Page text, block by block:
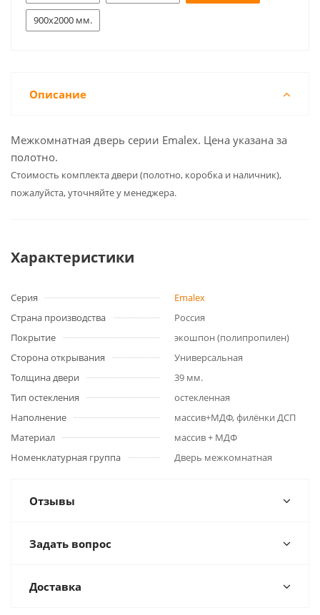
900x2000 мм.
Описание
Межкомнатная дверь серии Emalex. Цена указана за
полотно.
Cтоимость комплекта двери (полотно, коробка и наличник),
пожалуйста, уточняйте у менеджера.
Характеристики
Серия
Emalex
Страна производства
Россия
Покрытие
экошпон (полипропилен)
Сторона открывания
Универсальная
Толщина двери
39 мм.
Тип остекления
остекленная
Наполнение
массив+МДФ, филёнки ДСП
Материал
массив + МДФ
Номенклатурная группа
Дверь межкомнатная
Отзывы
Задать вопрос
Доставка